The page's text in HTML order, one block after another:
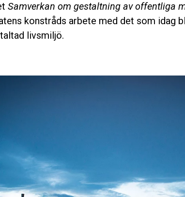
Samverkan om gestaltning av offentliga
konstråds arbete med det som idag
livsmiljö.